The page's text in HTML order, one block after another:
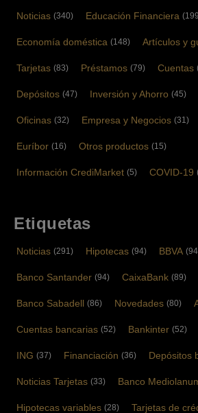
Noticias (340) Educación Financiera
Economía doméstica (148) Artículos y
Tarjetas (83) Préstamos (79) Cuentas
Depósitos (47) Inversión y Ahorro (45)
Oficinas (32) Empresa y Negocios (31)
Euríbor (16) Otros productos (15)
Información CrediMarket (5) COVID-19
Etiquetas
Noticias (291) Hipotecas (94) BBVA
Banco Santander (94) CaixaBank (89)
Banco Sabadell (86) Novedades (80)
Cuentas bancarias (52) Bankinter (52)
ING (37) Financiación (36) Depósitos
Noticias Tarjetas (33) Banco
Hipotecas variables (28) Tarjetas de